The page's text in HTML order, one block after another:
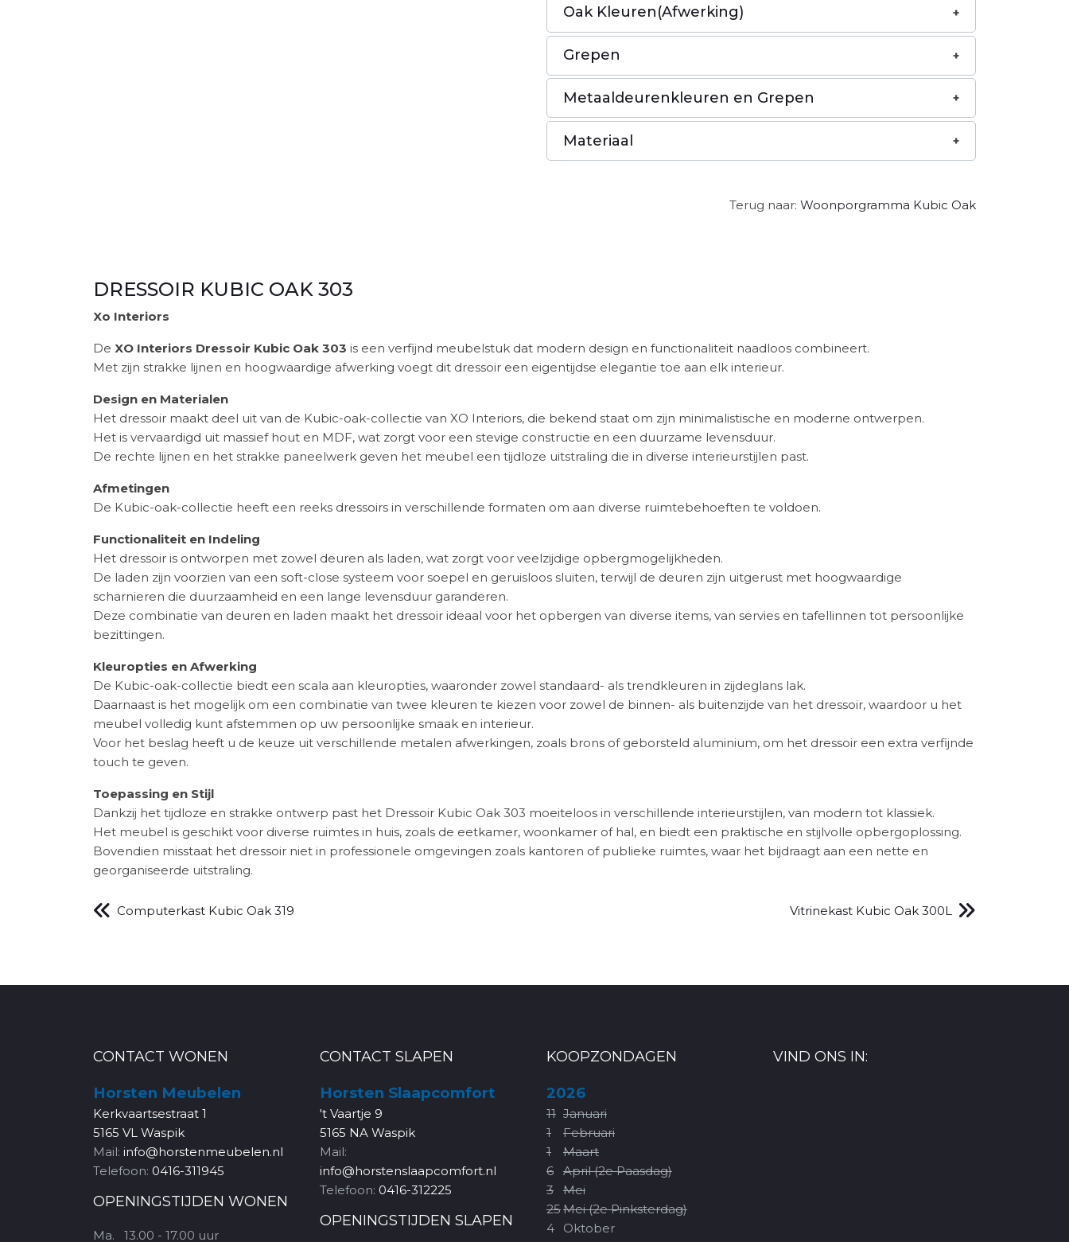
Oak Kleuren(Afwerking)
Grepen
Metaaldeurenkleuren en Grepen
Materiaal
Terug naar: Woonporgramma Kubic Oak
DRESSOIR KUBIC OAK 303
Xo Interiors
De XO Interiors Dressoir Kubic Oak 303 is een verfijnd meubelstuk dat modern design en functionaliteit naadloos combineert.
Met zijn strakke lijnen en hoogwaardige afwerking voegt dit dressoir een eigentijdse elegantie toe aan elk interieur.
Design en Materialen
Het dressoir maakt deel uit van de Kubic-oak-collectie van XO Interiors, die bekend staat om zijn minimalistische en moderne ontwerpen.
Het is vervaardigd uit massief hout en MDF, wat zorgt voor een stevige constructie en een duurzame levensduur.
De rechte lijnen en het strakke paneelwerk geven het meubel een tijdloze uitstraling die in diverse interieurstijlen past.
Afmetingen
De Kubic-oak-collectie heeft een reeks dressoirs in verschillende formaten om aan diverse ruimtebehoeften te voldoen.
Functionaliteit en Indeling
Het dressoir is ontworpen met zowel deuren als laden, wat zorgt voor veelzijdige opbergmogelijkheden.
De laden zijn voorzien van een soft-close systeem voor soepel en geruisloos sluiten, terwijl de deuren zijn uitgerust met hoogwaardige
scharnieren die duurzaamheid en een lange levensduur garanderen.
Deze combinatie van deuren en laden maakt het dressoir ideaal voor het opbergen van diverse items, van servies en tafellinnen tot persoonlijke
bezittingen.
Kleuropties en Afwerking
De Kubic-oak-collectie biedt een scala aan kleuropties, waaronder zowel standaard- als trendkleuren in zijdeglans lak.
Daarnaast is het mogelijk om een combinatie van twee kleuren te kiezen voor zowel de binnen- als buitenzijde van het dressoir, waardoor u het
meubel volledig kunt afstemmen op uw persoonlijke smaak en interieur.
Voor het beslag heeft u de keuze uit verschillende metalen afwerkingen, zoals brons of geborsteld aluminium, om het dressoir een extra verfijnde
touch te geven.
Toepassing en Stijl
Dankzij het tijdloze en strakke ontwerp past het Dressoir Kubic Oak 303 moeiteloos in verschillende interieurstijlen, van modern tot klassiek.
Het meubel is geschikt voor diverse ruimtes in huis, zoals de eetkamer, woonkamer of hal, en biedt een praktische en stijlvolle opbergoplossing.
Bovendien misstaat het dressoir niet in professionele omgevingen zoals kantoren of publieke ruimtes, waar het bijdraagt aan een nette en
georganiseerde uitstraling.
Computerkast Kubic Oak 319 Vitrinekast Kubic Oak 300L
CONTACT WONEN
Horsten Meubelen
Kerkvaartsestraat 1
5165 VL Waspik
Mail: info@horstenmeubelen.nl
Telefoon: 0416-311945
OPENINGSTIJDEN WONEN
Ma. 13.00 - 17.00 uur
CONTACT SLAPEN
Horsten Slaapcomfort
't Vaartje 9
5165 NA Waspik
Mail:
info@horstenslaapcomfort.nl
Telefoon: 0416-312225
OPENINGSTIJDEN SLAPEN
KOOPZONDAGEN
2026
11 Januari
1
Februari
1
Maart
6
April (2e Paasdag)
3
Mei
25Mei (2e Pinksterdag)
4
Oktober
VIND ONS IN: